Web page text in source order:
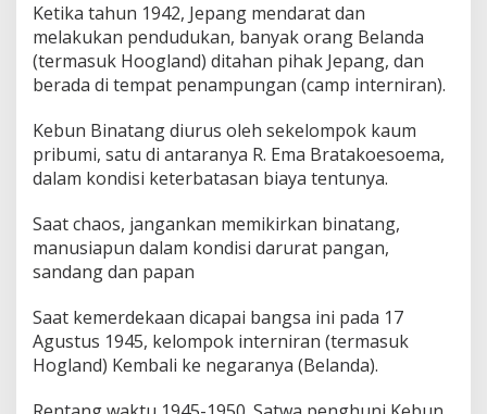
Ketika tahun 1942, Jepang mendarat dan
melakukan pendudukan, banyak orang Belanda
(termasuk Hoogland) ditahan pihak Jepang, dan
berada di tempat penampungan (camp interniran).
Kebun Binatang diurus oleh sekelompok kaum
pribumi, satu di antaranya R. Ema Bratakoesoema,
dalam kondisi keterbatasan biaya tentunya.
Saat chaos, jangankan memikirkan binatang,
manusiapun dalam kondisi darurat pangan,
sandang dan papan
Saat kemerdekaan dicapai bangsa ini pada 17
Agustus 1945, kelompok interniran (termasuk
Hogland) Kembali ke negaranya (Belanda).